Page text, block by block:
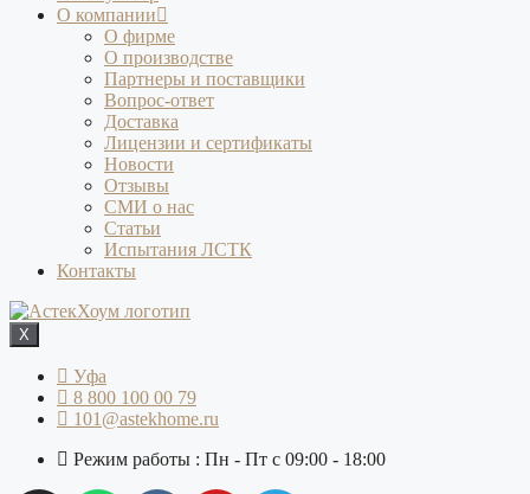
О компании
О фирме
О производстве
Партнеры и поставщики
Вопрос-ответ
Доставка
Лицензии и сертификаты
Новости
Отзывы
СМИ о нас
Статьи
Испытания ЛСТК
Контакты
X
Уфа
8 800 100 00 79
101@astekhome.ru
Режим работы : Пн - Пт с 09:00 - 18:00